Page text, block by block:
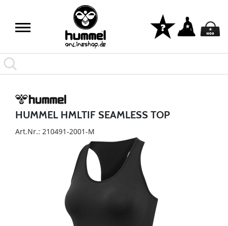
HUMMEL HMLTIF SEAMLESS TOP
Art.Nr.: 210491-2001-M